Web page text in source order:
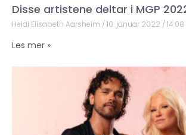
Disse artistene deltar i MGP
Heidi Elisabeth Aarsheim 10. januar 2022 14:08
Les mer »